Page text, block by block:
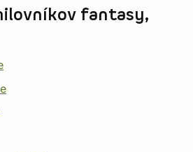
fantasy,